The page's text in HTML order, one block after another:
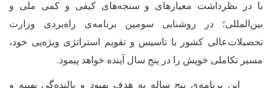
با در نظرداشت معیار های و سنجه‌‌های کیفی و کمی ملی و
بین‌المللی؛ در روشنایی سومین برنامه‌ی راه‌بردی وزارت
تحصیلات‌عالی کشور با تاسیس و تقویم استراتژی ویژه‌یی خود،
مسیر تکاملی خویش را در پنج سال آینده خواهد پیمود.
این برنامه‌ی پنج ساله به هدف بهبود و بالنده‌گی بهینه و